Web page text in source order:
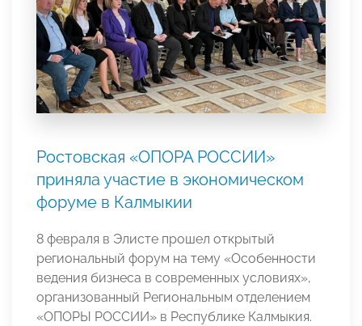
Ростовская «ОПОРА РОССИИ»
приняла участие в экономическом
форуме в Калмыкии
8 февраля в Элисте прошел открытый
региональный форум на тему «Особенности
ведения бизнеса в современных условиях»,
организованный Региональным отделением
«ОПОРЫ РОССИИ» в Республике Калмыкия.